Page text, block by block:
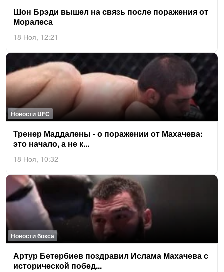
Шон Брэ­ди вы­шел на связь пос­ле по­раже­ния от
Мо­рале­са
18 Ноя, 12:21
Новости UFC
Тре­нер Мад­да­лены - о по­раже­нии от Ма­хаче­ва:
это на­чало, а не к...
18 Ноя, 10:32
Новости бокса
Ар­тур Бе­тер­би­ев позд­ра­вил Ис­ла­ма Ма­хаче­ва с
ис­то­ричес­кой по­бед...